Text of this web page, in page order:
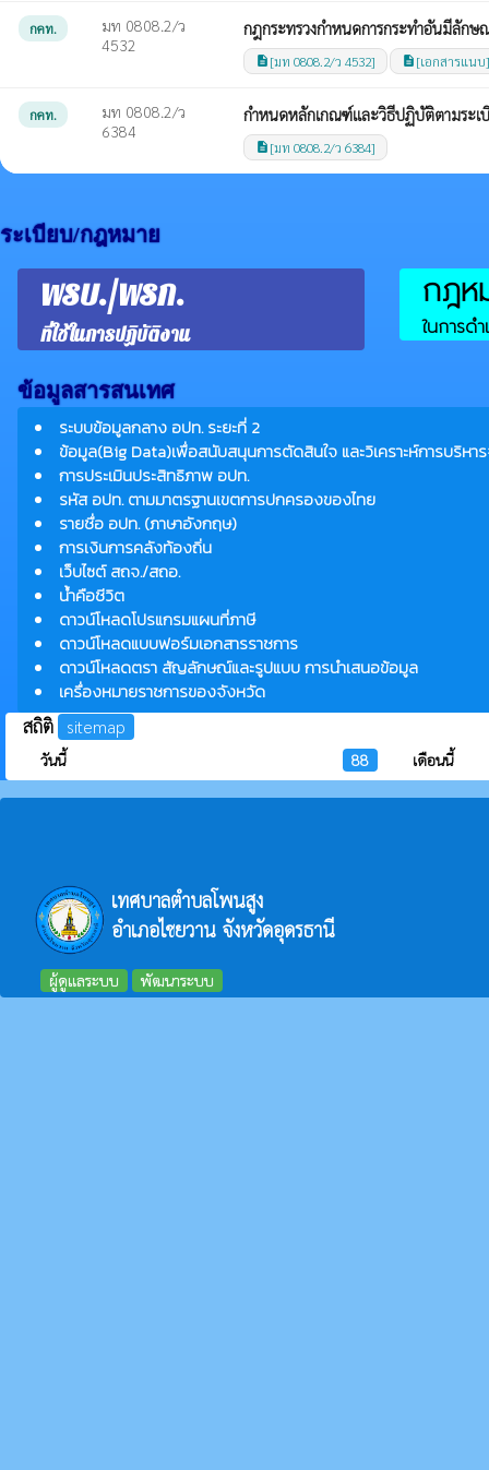
กคท.
มท 0808.2/ว
4532
กฎกระทรวงกำหนดการกระทำอันมีลักษ
description [มท 0808.2/ว 4532] description [เอกสารแนบ]
กคท.
มท 0808.2/ว
6384
กำหนดหลักเกณฑ์และวิธีปฏิบัติตามระเ
description [มท 0808.2/ว 6384]
ระเบียบ/กฎหมาย
พรบ./พรก.
ที่ใช้ในการปฏิบัติงาน
กฎห
ในการด
ข้อมูลสารสนเทศ
ระบบข้อมูลกลาง อปท. ระยะที่ 2
ข้อมูล(Big Data)เพื่อสนับสนุนการตัดสินใจ และวิเคราะห์การบริห
การประเมินประสิทธิภาพ อปท.
รหัส อปท. ตามมาตรฐานเขตการปกครองของไทย
รายชื่อ อปท. (ภาษาอังกฤษ)
การเงินการคลังท้องถิ่น
เว็บไซต์ สถจ./สถอ.
น้ำคือชีวิต
ดาวน์โหลดโปรแกรมแผนที่ภาษี
ดาวน์โหลดแบบฟอร์มเอกสารราชการ
ดาวน์โหลดตรา สัญลักษณ์และรูปแบบ การนำเสนอข้อมูล
เครื่องหมายราชการของจังหวัด
สถิติ sitemap
วันนี้ 88 เดือนนี้
เทศบาลตำบลโพนสูง
อำเภอไชยวาน จังหวัดอุดรธานี
ผู้ดูแลระบบ พัฒนาระบบ